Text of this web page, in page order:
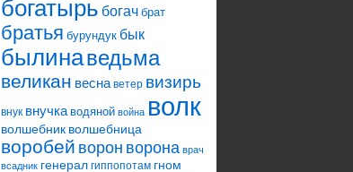
богатырь богач брат
братья бурундук бык
былинаведьма
великан весна ветер визирь
внук внучка водяной война волк
волшебник волшебница
воробей ворон ворона врач
всадник генерал гиппопотам гном